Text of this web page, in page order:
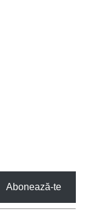
Abonează-te